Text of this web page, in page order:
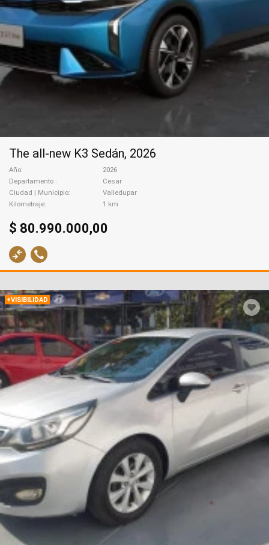
The all-new K3 Sedán, 2026
Año
2026
Departamento
Cesar
Ciudad | Municipio
Valledupar
Kilometraje
1 km
$ 80.990.000,00
+VISIBILIDAD